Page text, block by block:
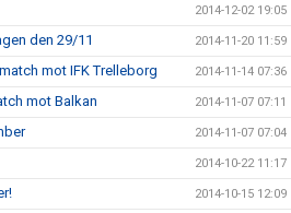
2014-12-02 19:05
den 29/11 2014-11-20 11:59
mot IFK Trelleborg 2014-11-14 07:36
mot Balkan 2014-11-07 07:11
2014-11-07 07:04
2014-10-22 11:17
2014-10-15 12:09